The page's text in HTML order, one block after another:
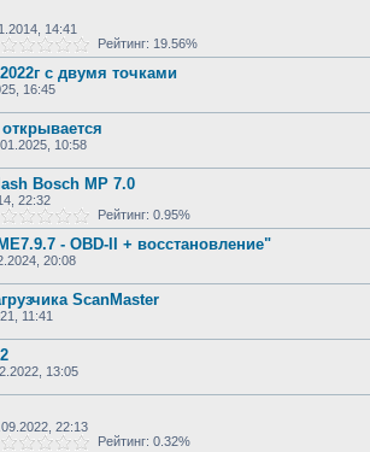
14:41
Рейтинг: 19.56%
с двумя точками
16:45
10:58
Bosch MP 7.0
22:32
Рейтинг: 0.95%
- OBD-II + восстановление"
20:08
ScanMaster
11:41
13:05
22:13
Рейтинг: 0.32%